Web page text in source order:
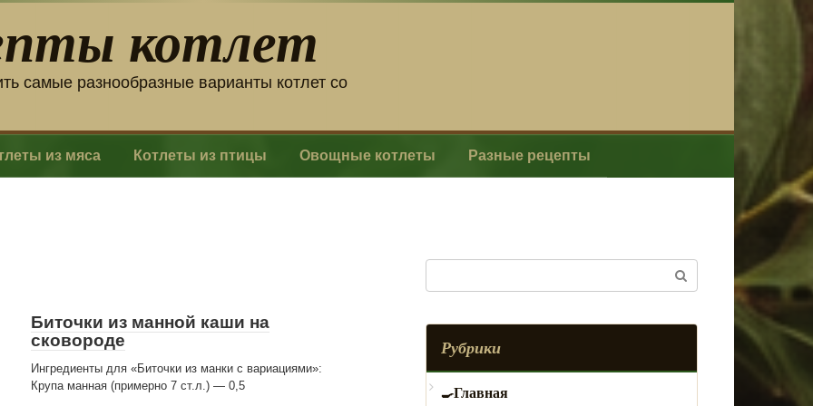
котлет
самые разнообразные варианты котлет со
из мяса Котлеты из птицы Овощные котлеты Разные рецепты
Биточки из манной каши на
сковороде
Ингредиенты для «Биточки из манки с вариациями»:
Крупа манная (примерно 7 ст.л.) — 0,5
Рубрики
Главная